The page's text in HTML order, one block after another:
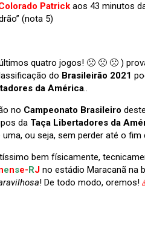
Patrick aos 43 minutos
(nota 5)
quatro jogos! 🙁 🙁 🙁 )
do Brasileirão 2021
da América..
no Campeonato Brasileiro
da Taça Libertadores da
ou seja, sem perder até o fim
bem físicamente,
ense-RJ no estádio Maracanã na
! De todo modo, oremos!